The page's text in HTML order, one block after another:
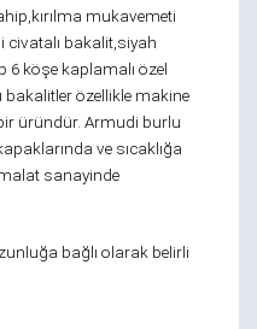
mukavemeti
bakalit,siyah
6 köşe kaplamalı özel
bakalitler özellikle makine
üründür. Armudi burlu
ve sıcaklığa
sanayinde
bağlı olarak belirli